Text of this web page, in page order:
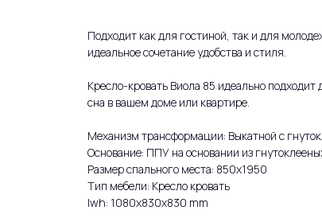
Подходит как для гостиной, так и для
идеальное сочетание удобства и стиля.
Кресло-кровать Виола 85 идеально
сна в вашем доме или квартире.
Механизм трансформации: Выкатной с
Основание: ППУ на основании из
Размер спального места: 850х1950
Тип мебели: Кресло кровать
lwh: 1080x830x830 mm